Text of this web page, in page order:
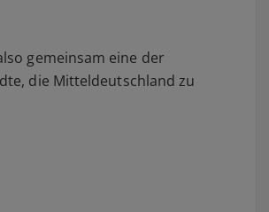
gemeinsam eine der
die Mitteldeutschland zu